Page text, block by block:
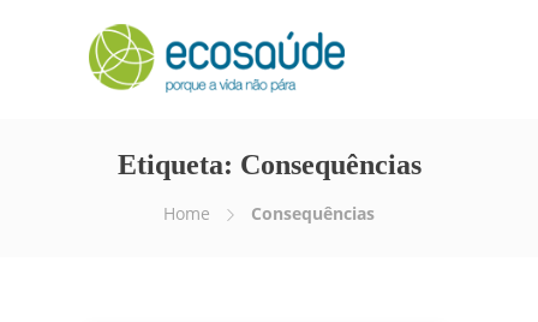
Etiqueta: Consequências
Home Consequências